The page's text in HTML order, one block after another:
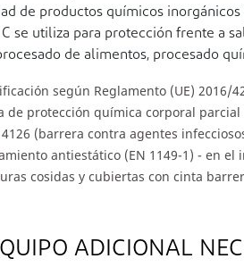
de productos químicos
C se utiliza para protección frente a
de alimentos, procesado
según Reglamento (UE) 2016/
de protección química corporal
(barrera contra agentes
antiestático (EN 1149-1) - en
cosidas y cubiertas con cinta
ADICIONAL